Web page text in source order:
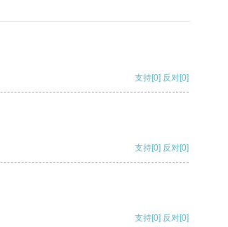
支持[0] 反对[0]
支持[0] 反对[0]
支持[0] 反对[0]